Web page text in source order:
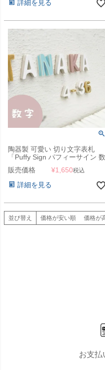
詳細を見る
陶器製 可愛い 切り文字表札
「Puffy Sign パフィーサイン 数
字」
販売価格 ¥1,650税込
詳細を見る
並び替え 価格が安い順 価格が
お支払